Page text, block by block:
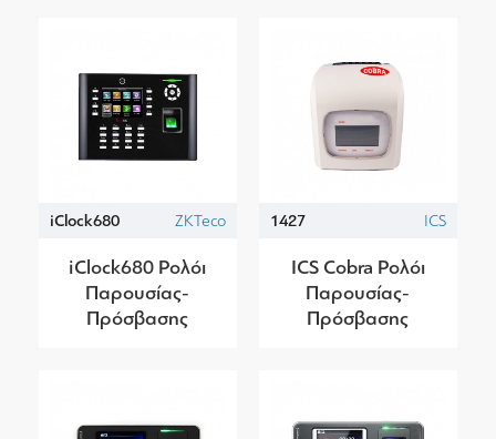
iClock680 ZKTeco
iClock680 Ρολόι
Παρουσίας-
Πρόσβασης
1427 ICS
ICS Cobra Ρολόι
Παρουσίας-
Πρόσβασης